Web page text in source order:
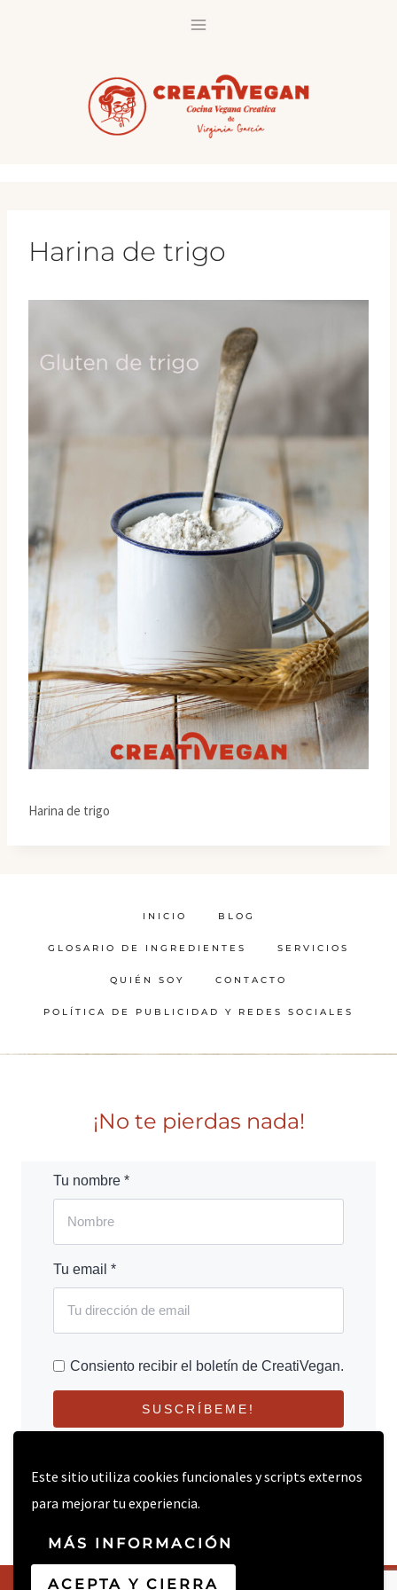
Este sitio utiliza cookies funcionales y scripts externos
para mejorar tu experiencia.
MÁS INFORMACIÓN
ACEPTA Y CIERRA
Harina de trigo
Harina de trigo
INICIO BLOG
GLOSARIO DE INGREDIENTES SERVICIOS
QUIÉN SOY CONTACTO
POLÍTICA DE PUBLICIDAD Y REDES SOCIALES
¡No te pierdas nada!
Tu nombre *
Tu email *
Consiento recibir el boletín de CreatiVegan.
SUSCRÍBEME!